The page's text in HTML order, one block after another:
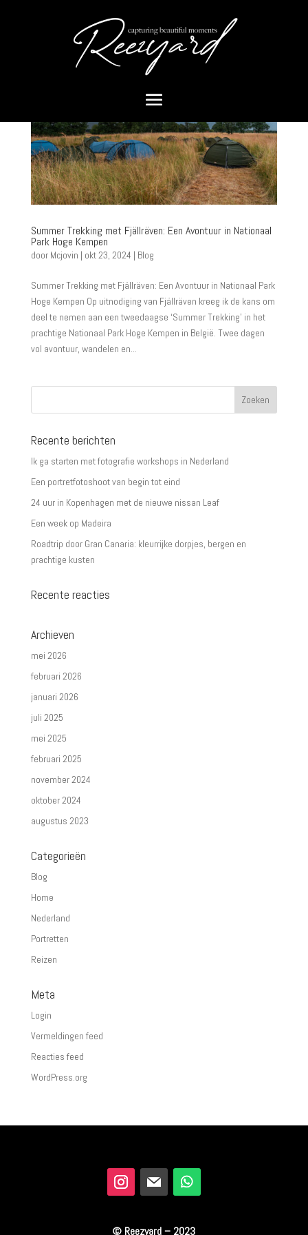
Summer Trekking met Fjällräven: Een Avontuur in Nationaal
Park Hoge Kempen
door Mcjovin | okt 23, 2024 | Blog
Summer Trekking met Fjällräven: Een Avontuur in Nationaal Park
Hoge Kempen Op uitnodiging van Fjällräven kreeg ik de kans om
deel te nemen aan een tweedaagse ‘Summer Trekking’ in het
prachtige Nationaal Park Hoge Kempen in België. Twee dagen
vol avontuur, wandelen en...
Recente berichten
Ik ga starten met fotografie workshops in Nederland
Een portretfotoshoot van begin tot eind
24 uur in Kopenhagen met de nieuwe nissan Leaf
Een week op Madeira
Roadtrip door Gran Canaria: kleurrijke dorpjes, bergen en
prachtige kusten
Recente reacties
Archieven
mei 2026
februari 2026
januari 2026
juli 2025
mei 2025
februari 2025
november 2024
oktober 2024
augustus 2023
Categorieën
Blog
Home
Nederland
Portretten
Reizen
Meta
Login
Vermeldingen feed
Reacties feed
WordPress.org
© Reezyard – 2023